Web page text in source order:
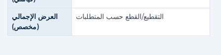
العرض الإجمالي
(مخصص)
التقطيع/القطع حسب المتطلبات